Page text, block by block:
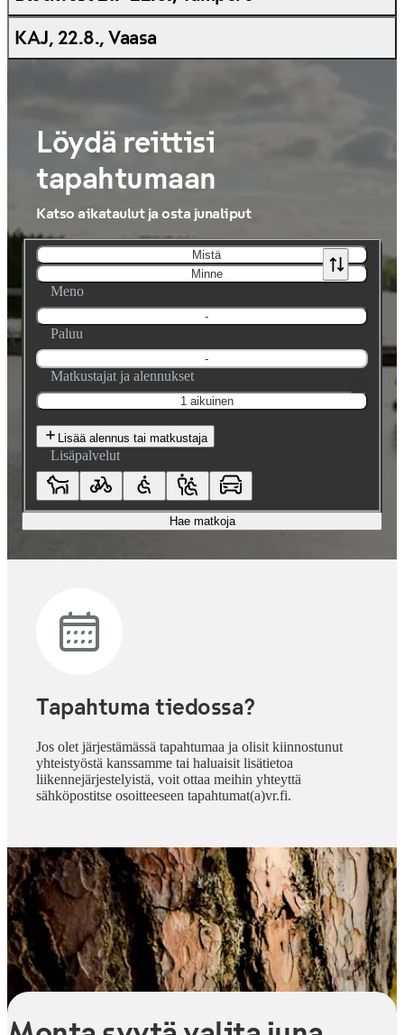
KAJ, 22.8., Vaasa
Löydä reittisi
tapahtumaan
Katso aikataulut ja osta junaliput
Mistä
Minne
Meno
-
Paluu
-
Matkustajat ja alennukset
1 aikuinen
Lisää alennus tai matkustaja
Lisäpalvelut
Hae matkoja
Tapahtuma tiedossa?
Jos olet järjestämässä tapahtumaa ja olisit kiinnostunut
yhteistyöstä kanssamme tai haluaisit lisätietoa
liikennejärjestelyistä, voit ottaa meihin yhteyttä
sähköpostitse osoitteeseen tapahtumat(a)vr.fi.